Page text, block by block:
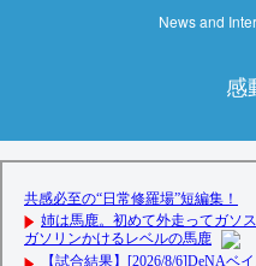
News and
感